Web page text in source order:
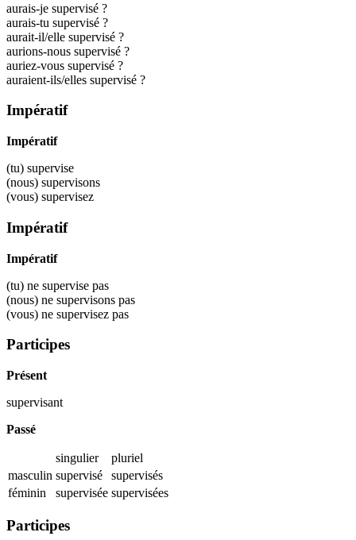
aurais-je supervisé ?
aurais-tu supervisé ?
aurait-il/elle supervisé ?
aurions-nous supervisé ?
auriez-vous supervisé ?
auraient-ils/elles supervisé ?
Impératif
Impératif
(tu) supervise
(nous) supervisons
(vous) supervisez
Impératif
Impératif
(tu) ne supervise pas
(nous) ne supervisons pas
(vous) ne supervisez pas
Participes
Présent
supervisant
Passé
singulier
pluriel
masculin supervisé
supervisés
féminin
supervisée supervisées
Participes